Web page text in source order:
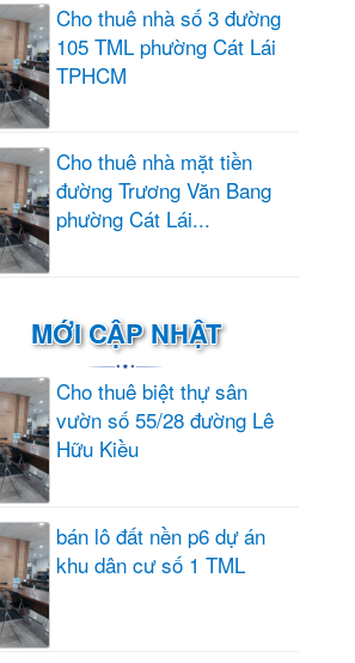
Cho thuê nhà số 3 đường
105 TML phường Cát Lái
TPHCM
Cho thuê nhà mặt tiền
đường Trương Văn Bang
phường Cát Lái...
MỚI CẬP NHẬT
Cho thuê biệt thự sân
vườn số 55/28 đường Lê
Hữu Kiều
bán lô đất nền p6 dự án
khu dân cư số 1 TML